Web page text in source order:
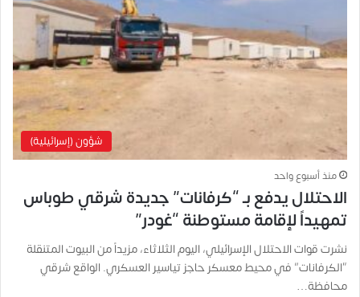
شؤون (إسرائيلية)
منذ أسبوع واحد
الاحتلال يدفع بـ “كرفانات” جديدة شرقي طوباس
تمهيداً لإقامة مستوطنة “غودر”
نشرت قوات الاحتلال الإسرائيلي، اليوم الثلاثاء، مزيداً من البيوت المتنقلة
“الكرفانات” في محيط معسكر حاجز تياسير العسكري. الواقع شرقي
محافظة…